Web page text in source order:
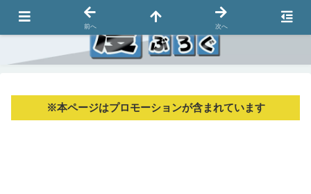
※本ページはプロモーションが含まれています
前へ 次へ